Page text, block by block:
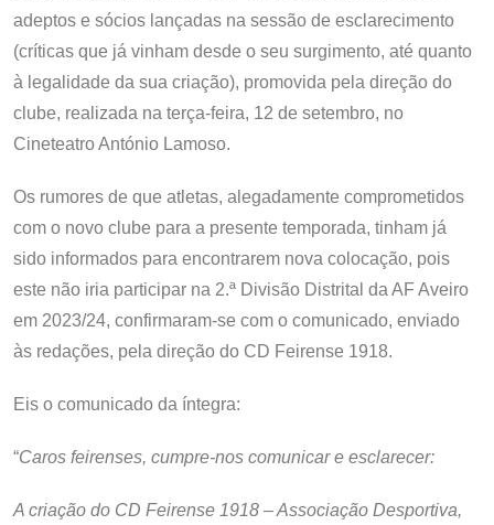
adeptos e sócios lançadas na sessão de esclarecimento
(críticas que já vinham desde o seu surgimento, até quanto
à legalidade da sua criação), promovida pela direção do
clube, realizada na terça-feira, 12 de setembro, no
Cineteatro António Lamoso.
Os rumores de que atletas, alegadamente comprometidos
com o novo clube para a presente temporada, tinham já
sido informados para encontrarem nova colocação, pois
este não iria participar na 2.ª Divisão Distrital da AF Aveiro
em 2023/24, confirmaram-se com o comunicado, enviado
às redações, pela direção do CD Feirense 1918.
Eis o comunicado da íntegra:
“Caros feirenses, cumpre-nos comunicar e esclarecer:
A criação do CD Feirense 1918 – Associação Desportiva,